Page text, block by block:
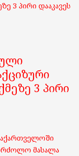
3 პირი დააკავეს
3 პირი
მასალა